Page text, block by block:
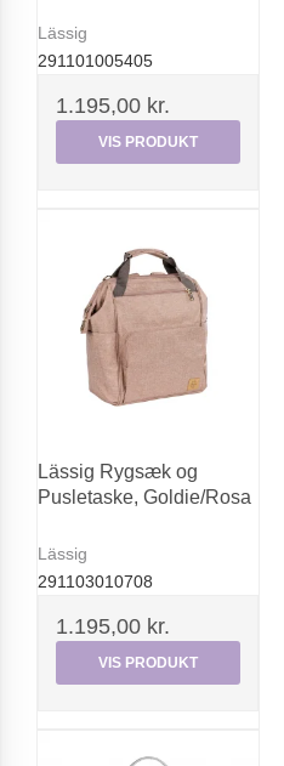
Lässig
291101005405
1.195,00 kr.
VIS PRODUKT
Lässig Rygsæk og
Pusletaske, Goldie/Rosa
Lässig
291103010708
1.195,00 kr.
VIS PRODUKT